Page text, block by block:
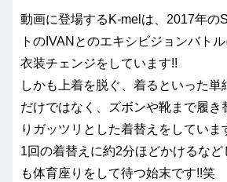
動画に登場するK-melは、2017年の
トのIVANとのエキシビジョンバト
衣装チェンジをしています!!
しかも上着を脱ぐ、着るといった単
だけではなく、ズボンや靴まで履き
りガッツリとした着替えをしていま
1回の着替えに約2分ほどかけるなど
も体育座りをして待つ始末です!!笑